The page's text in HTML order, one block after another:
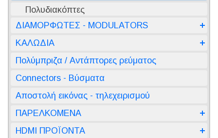
Πολυδιακόπτες
ΔΙΑΜΟΡΦΩΤΕΣ - MODULATORS
ΚΑΛΩΔΙΑ
Πολύμπριζα / Αντάπτορες ρεύματος
Connectors - Βύσματα
Αποστολή εικόνας - τηλεχειρισμού
ΠΑΡΕΛΚΟΜΕΝΑ
HDMI ΠΡΟΪΟΝΤΑ